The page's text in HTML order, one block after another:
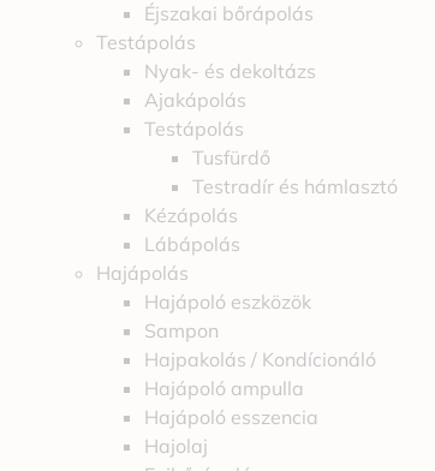
Éjszakai bőrápolás
Testápolás
Nyak- és dekoltázs
Ajakápolás
Testápolás
Tusfürdő
Testradír és hámlasztó
Kézápolás
Lábápolás
Hajápolás
Hajápoló eszközök
Sampon
Hajpakolás / Kondícionáló
Hajápoló ampulla
Hajápoló esszencia
Hajolaj